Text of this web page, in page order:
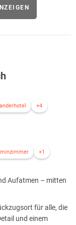
+4
+1
Aufatmen – mitten
für alle, die
und einem